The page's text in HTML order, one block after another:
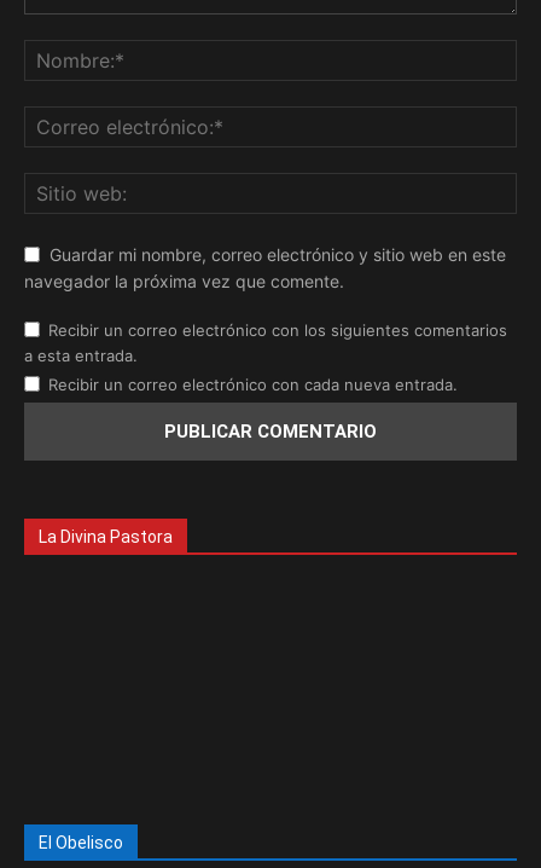
Guardar mi nombre, correo electrónico y sitio web en este
navegador la próxima vez que comente.
Recibir un correo electrónico con los siguientes comentarios
a esta entrada.
Recibir un correo electrónico con cada nueva entrada.
La Divina Pastora
El Obelisco